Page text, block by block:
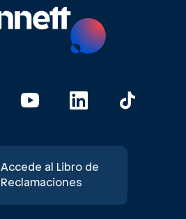
Accede al Libro de
Reclamaciones